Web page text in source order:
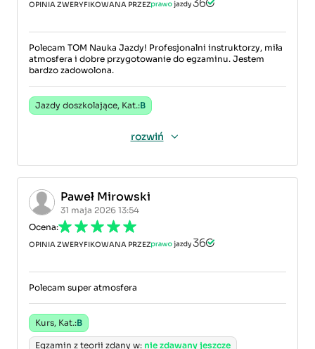
OPINIA ZWERYFIKOWANA PRZEZ
Polecam TOM Nauka Jazdy! Profesjonalni instruktorzy, miła
atmosfera i dobre przygotowanie do egzaminu. Jestem
bardzo zadowolona.
Jazdy doszkolające, Kat.:B
rozwiń
Paweł Mirowski
31 maja 2026 13:54
Ocena:
OPINIA ZWERYFIKOWANA PRZEZ
Polecam super atmosfera
Kurs, Kat.:B
Egzamin z teorii zdany w: nie zdawany jeszcze